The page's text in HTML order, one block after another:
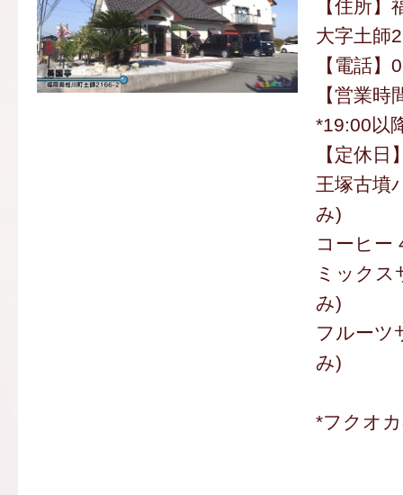
【住所
大字土師
【電話
【営業
*19:00以
【定休日
王塚古墳
み)
コーヒー
ミックス
み)
フルーツ
み)
*フクオ